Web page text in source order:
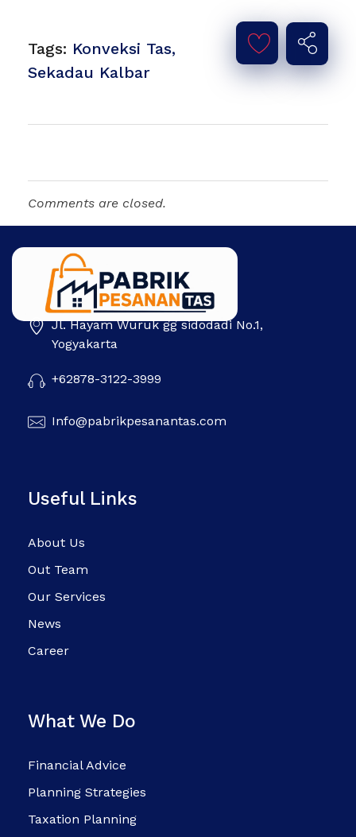
Tags: Konveksi Tas,
Sekadau Kalbar
Comments are closed.
Pabrik Pesanan Tas Jl. Hayam Wuruk gg sidodadi No.1,
Yogyakarta
+62878-3122-3999
Info@pabrikpesanantas.com
Useful Links
About Us
Out Team
Our Services
News
Career
What We Do
Financial Advice
Planning Strategies
Taxation Planning